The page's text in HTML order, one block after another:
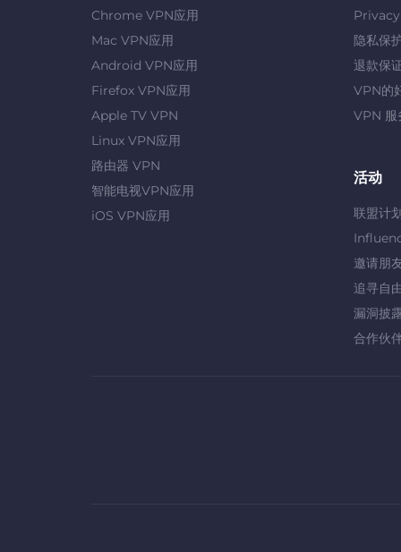
Chrome VPN应用
Mac VPN应用
Android VPN应用
Firefox VPN应用
Apple TV VPN
Linux VPN应用
路由器 VPN
智能电视VPN应用
iOS VPN应用
隐私保
退款保
VPN的
VPN 服
活动
联盟计
邀请朋
追寻自
漏洞披
合作伙